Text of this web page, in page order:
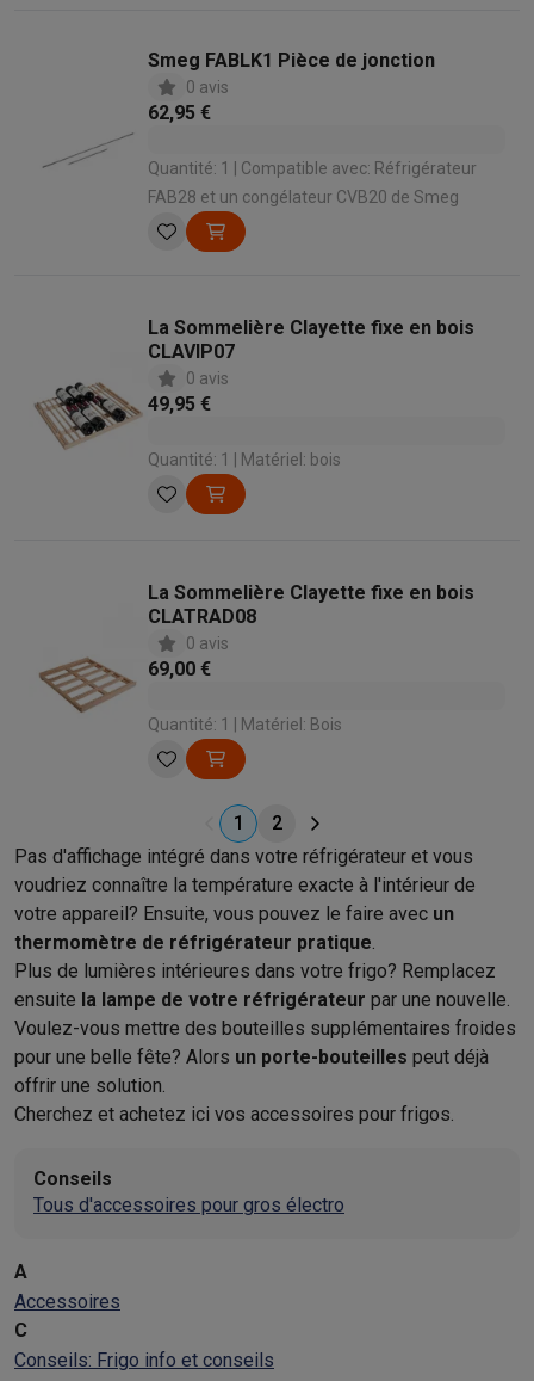
Smeg FABLK1 Pièce de jonction
0 avis
62,95 €
Quantité: 1 | Compatible avec: Réfrigérateur
FAB28 et un congélateur CVB20 de Smeg
La Sommelière Clayette fixe en bois
CLAVIP07
0 avis
49,95 €
Quantité: 1 | Matériel: bois
La Sommelière Clayette fixe en bois
CLATRAD08
0 avis
69,00 €
Quantité: 1 | Matériel: Bois
1
2
Pas d'affichage intégré dans votre réfrigérateur et vous
voudriez connaître la température exacte à l'intérieur de
votre appareil? Ensuite, vous pouvez le faire avec un
thermomètre de réfrigérateur pratique.
Plus de lumières intérieures dans votre frigo? Remplacez
ensuite la lampe de votre réfrigérateur par une nouvelle.
Voulez-vous mettre des bouteilles supplémentaires froides
pour une belle fête? Alors un porte-bouteilles peut déjà
offrir une solution.
Cherchez et achetez ici vos accessoires pour frigos.
Conseils
Tous d'accessoires pour gros électro
A
Accessoires
C
Conseils: Frigo info et conseils